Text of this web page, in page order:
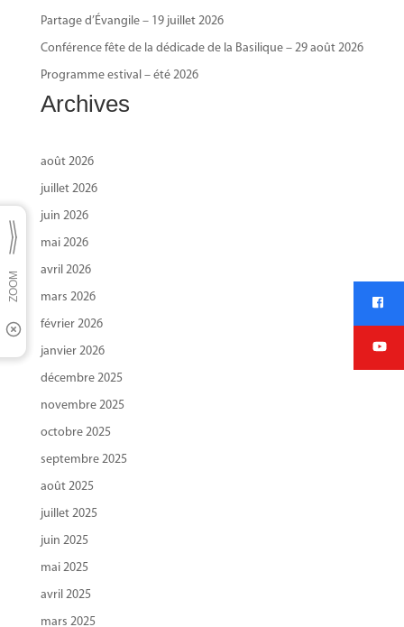
Partage d’Évangile – 19 juillet 2026
Conférence fête de la dédicade de la Basilique – 29 août 2026
Programme estival – été 2026
Archives
août 2026
juillet 2026
juin 2026
mai 2026
avril 2026
mars 2026
février 2026
janvier 2026
décembre 2025
novembre 2025
octobre 2025
septembre 2025
août 2025
juillet 2025
juin 2025
mai 2025
avril 2025
mars 2025